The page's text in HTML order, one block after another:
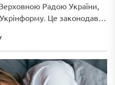
Радою України,
Це законодавче